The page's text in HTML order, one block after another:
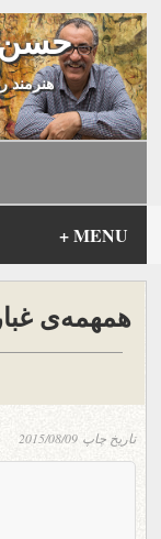
حسن
هنرمند
MENU
+
همهمه‌ی
تاریخ چاپ 2015/08/09